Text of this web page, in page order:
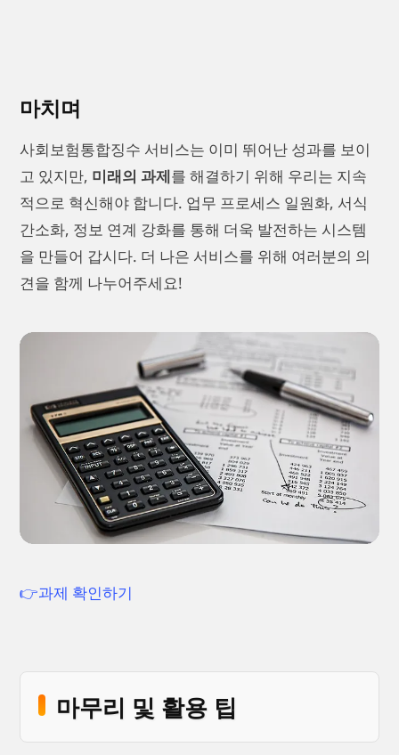
마치며
사회보험통합징수 서비스는 이미 뛰어난 성과를 보이
고 있지만, 미래의 과제를 해결하기 위해 우리는 지속
적으로 혁신해야 합니다. 업무 프로세스 일원화, 서식
간소화, 정보 연계 강화를 통해 더욱 발전하는 시스템
을 만들어 갑시다. 더 나은 서비스를 위해 여러분의 의
견을 함께 나누어주세요!
👉과제 확인하기
마무리 및 활용 팁